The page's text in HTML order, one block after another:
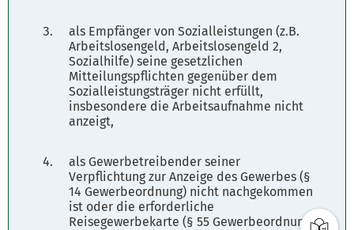
als Empfänger von Sozialleistungen (z.B.
Arbeitslosengeld, Arbeitslosengeld 2,
Sozialhilfe) seine gesetzlichen
Mitteilungspflichten gegenüber dem
Sozialleistungsträger nicht erfüllt,
insbesondere die Arbeitsaufnahme nicht
anzeigt,
als Gewerbetreibender seiner
Verpflichtung zur Anzeige des Gewerbes (§
14 Gewerbeordnung) nicht nachgekommen
ist oder die erforderliche
Reisegewerbekarte (§ 55 Gewerbeordnung)